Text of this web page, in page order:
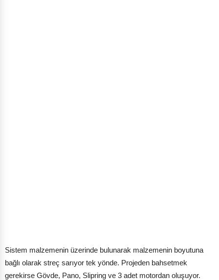
Sistem malzemenin üzerinde bulunarak malzemenin boyutuna
bağlı olarak streç sarıyor tek yönde. Projeden bahsetmek
gerekirse Gövde, Pano, Slipring ve 3 adet motordan oluşuyor.